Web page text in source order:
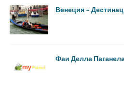
Венеция –
Фаи Делла